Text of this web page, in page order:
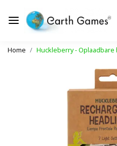
Home Huckleberry -